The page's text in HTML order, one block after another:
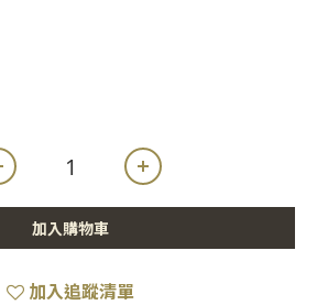
加入購物車
加入追蹤清單